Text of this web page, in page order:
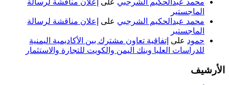
الماجستير
محمد عبدالحكيم الشرجبي على
إعلان مناقشة لرسالة
الماجستير
حمود على إتفاقية تعاون مشترك بين الأكاديمية اليمنية
للدراسات العليا وبنك اليمن والكويت للتجارة والاستثمار
الأرشيف